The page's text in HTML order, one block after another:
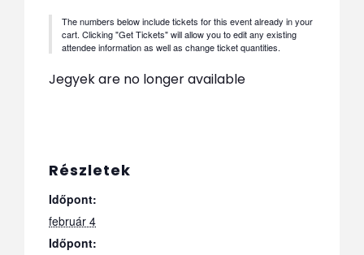
Részletek
Időpont:
február 4
Időpont:
The numbers below include tickets for this event already in your
cart. Clicking "Get Tickets" will allow you to edit any existing
attendee information as well as change ticket quantities.
Jegyek are no longer available